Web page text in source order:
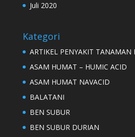
Juli 2020
Kategori
ARTIKEL PENYAKIT TANAMAN
ASAM HUMAT – HUMIC ACID
ASAM HUMAT NAVACID
BALATANI
BEN SUBUR
BEN SUBUR DURIAN